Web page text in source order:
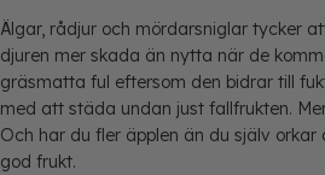
Älgar, rådjur och mördarsniglar tycker
djuren mer skada än nytta när de
gräsmatta ful eftersom den bidrar till
med att städa undan just fallfrukten.
Och har du fler äpplen än du själv
god frukt.